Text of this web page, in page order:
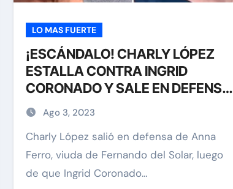
LO MAS FUERTE
¡ESCÁNDALO! CHARLY LÓPEZ
ESTALLA CONTRA INGRID
CORONADO Y SALE EN DEFENSA
DE LA VIUDA DE FER DEL SOLAR
Ago 3, 2023
Charly López salió en defensa de Anna
Ferro, viuda de Fernando del Solar, luego
de que Ingrid Coronado…